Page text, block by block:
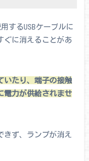
するUSBケーブルに
ぐに消えることがあ
いたり、端子の接触
電力が供給されませ
きず、ランプが消え